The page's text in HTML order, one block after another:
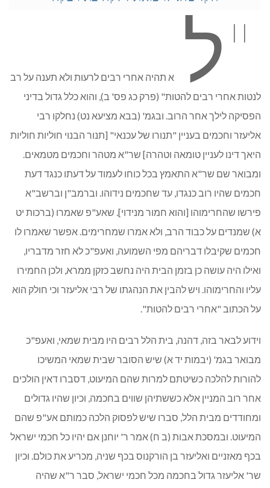
"ל
א תהיה אחרי רבים לרעות ולא תענה על רב
לנטות אחרי רבים להטות" (פרק כג פס' ב), והוא כלל גדול בדיני
הפסיקה לילך אחר הרוב. ובגמ' (בבא מציעא נט) נחלקו רבי
אליעזר וחכמים בעניין "תנורו של עכנאי" [תנור הבנוי חוליות חוליות
היאך דינו לעניין טומאה וטהרה] שר"א מטהר וחכמים מטמאים.
ומבואר שם שר"א התאמץ בכל כוחו לעמוד על דעתו כנגד דעת
חכמים שהיו רוב כנגדו, עד שחכמים נידוהו. וברמב"ן וברשב"א
פירשו שהחרימוהו [והוא חמור מנידוי]. שאע"פ שאמרו (ברכות יט
א) שמנדים על כבוד הרב, ולא אמרו שמחרימים. אפשר שאמרו לו
חכמים שקיבלו דבריהם מפי השמועה, ואעפ"כ לא חזר מדבריו,
ואילו היה עושה כן בזמן הבית היה נחשב כזקן ממרא, ולכן החמירו
עליו והחרימוהו. ויש להבין את הנהגתו של רבי אליעזר וכי חולק הוא
על הכתוב "אחרי רבים להטות".
וידוע לבאר בזה, דהנה, בית הלל רבים היו מבית שמאי, ואעפ"כ
מבואר בגמ' (יבמות יד א) שיש הסובר שבית שמאי המשיכו
להורות להלכה כשיטתם למרות שהם המיעוט, דסברו דאין הולכים
אחר רוב המניין אלא כששתיהן שווים בחכמה, וכיון שהיו גדולים
ומחודדים מבית הלל, סברו שיש לפסוק הלכה כמותם אע"פ שהם
המיעוט. ובמסכת אבות (ב ח) אמר ר' יוחנן אם יהיו כל חכמי ישראל
בכף מאזניים ואליעזר בן הורקנוס בכף שניה, מכריע את כולם. וכיון
שר' אליעזר גדול בחכמה מכל חכמי ישראל, סבר ר"א שהיה